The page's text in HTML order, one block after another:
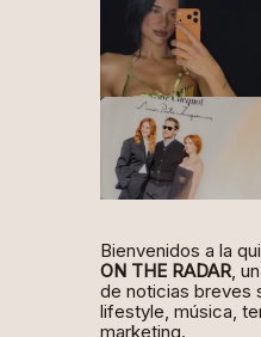
Bienvenidos a la
ON THE RADAR,
de noticias breves
lifestyle, música,
marketing.